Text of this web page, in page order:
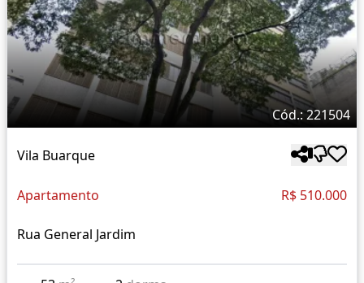
Cód.: 221504
Vila Buarque
Apartamento R$ 510.000
Rua General Jardim